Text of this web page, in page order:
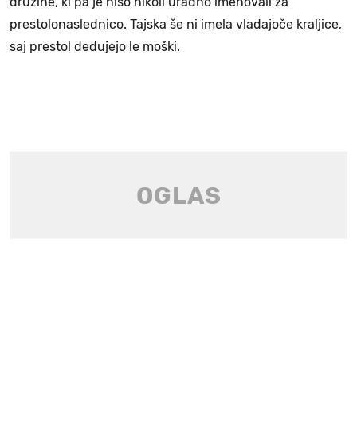
prestolonaslednico. Tajska še ni imela vladajoče kraljice,
saj prestol dedujejo le moški.